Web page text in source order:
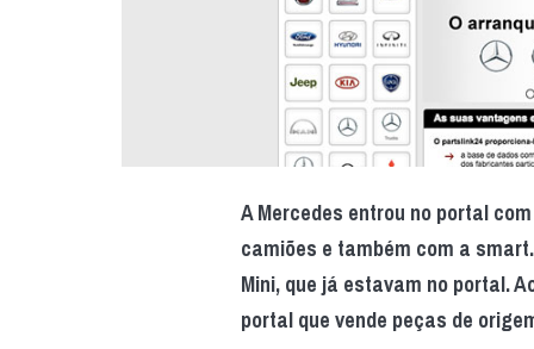
A Mercedes entrou no portal
camiões e também com a
Mini, que já estavam no portal.
portal que vende peças de